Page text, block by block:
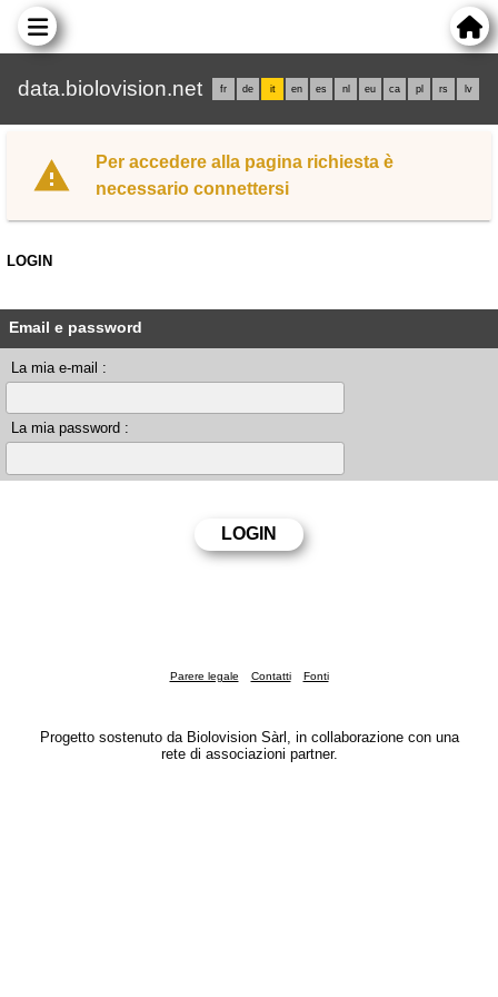
data.biolovision.net fr de it en es nl eu ca pl rs lv
Per accedere alla pagina richiesta è
necessario connettersi
LOGIN
Email e password
La mia e-mail :
La mia password :
Parere legale Contatti Fonti
Progetto sostenuto da Biolovision Sàrl, in collaborazione con una
rete di associazioni partner.